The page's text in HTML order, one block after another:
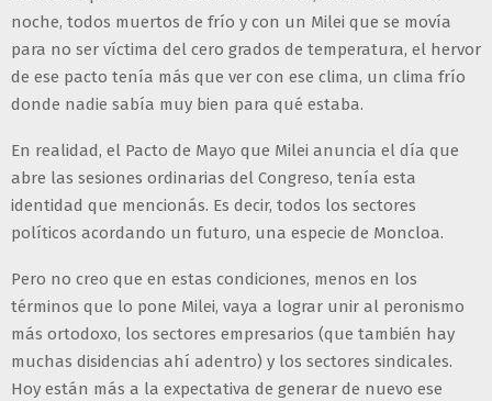
noche, todos muertos de frío y con un Milei que se movía
para no ser víctima del cero grados de temperatura, el hervor
de ese pacto tenía más que ver con ese clima, un clima frío
donde nadie sabía muy bien para qué estaba.
En realidad, el Pacto de Mayo que Milei anuncia el día que
abre las sesiones ordinarias del Congreso, tenía esta
identidad que mencionás. Es decir, todos los sectores
políticos acordando un futuro, una especie de Moncloa.
Pero no creo que en estas condiciones, menos en los
términos que lo pone Milei, vaya a lograr unir al peronismo
más ortodoxo, los sectores empresarios (que también hay
muchas disidencias ahí adentro) y los sectores sindicales.
Hoy están más a la expectativa de generar de nuevo ese